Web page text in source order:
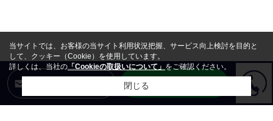
LINEからお問合せ
当サイトでは、お客様の当サイト利用状況把握、サービス向上検討を目的と
して、クッキー（Cookie）を使用しています。
詳しくは、当社の「Cookieの取扱いについて」をご確認ください。
閉じる